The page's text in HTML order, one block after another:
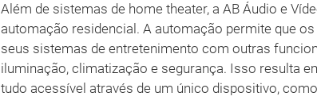
Além de sistemas de home theater, a AB Áudio e
automação residencial. A automação permite que
seus sistemas de entretenimento com outras
iluminação, climatização e segurança. Isso resulta
tudo acessível através de um único dispositivo,